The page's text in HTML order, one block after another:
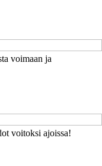
voimaan ja
voitoksi ajoissa!